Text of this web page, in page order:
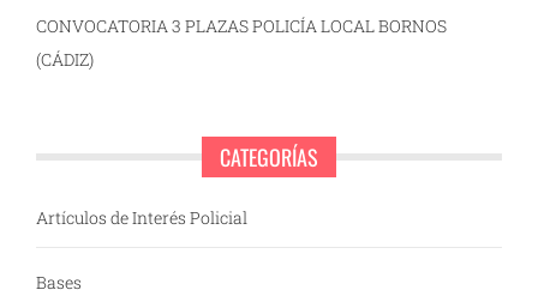
CONVOCATORIA 3 PLAZAS POLICÍA LOCAL BORNOS
(CÁDIZ)
CATEGORÍAS
Artículos de Interés Policial
Bases